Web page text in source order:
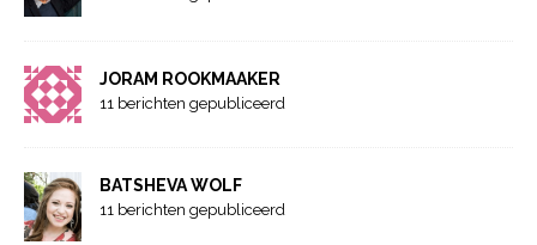
JORAM ROOKMAAKER
11 berichten gepubliceerd
BATSHEVA WOLF
11 berichten gepubliceerd